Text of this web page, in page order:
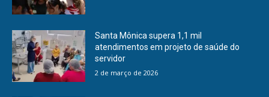
Santa Mônica supera 1,1 mil
atendimentos em projeto de saúde do
servidor
2 de março de 2026